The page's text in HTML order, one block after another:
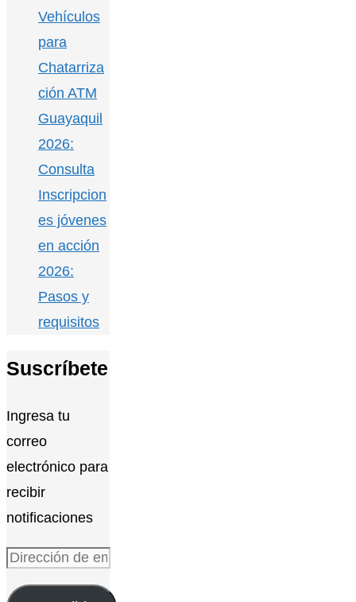
Vehículos
para
Chatarriza
ción ATM
Guayaquil
2026:
Consulta
Inscripcion
es jóvenes
en acción
2026:
Pasos y
requisitos
Suscríbete
Ingresa tu
correo
electrónico para
recibir
notificaciones
Dirección
de